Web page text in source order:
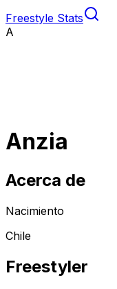
Freestyle Stats
A
Anzia
Acerca de
Nacimiento
Chile
Freestyler